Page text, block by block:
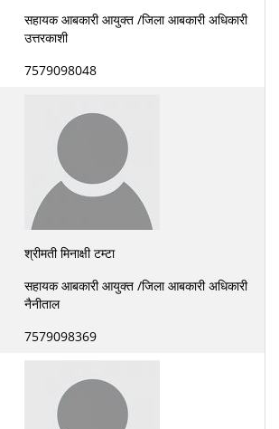
सहायक आबकारी आयुक्त /जिला आबकारी अधिकारी
उत्तरकाशी
7579098048
श्रीमती मिनाक्षी टम्टा
सहायक आबकारी आयुक्त /जिला आबकारी अधिकारी
नैनीताल
7579098369